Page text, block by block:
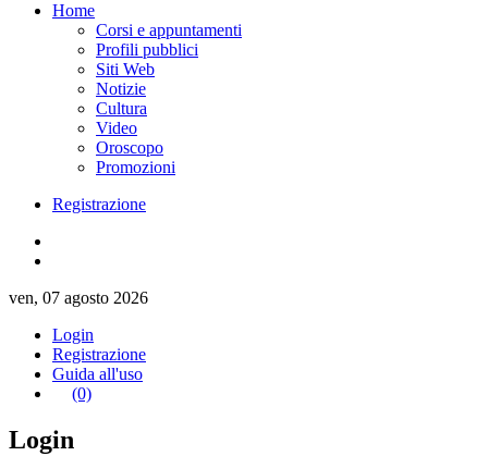
Home
Corsi e appuntamenti
Profili pubblici
Siti Web
Notizie
Cultura
Video
Oroscopo
Promozioni
Registrazione
ven, 07 agosto 2026
Login
Registrazione
Guida all'uso
(0)
Login